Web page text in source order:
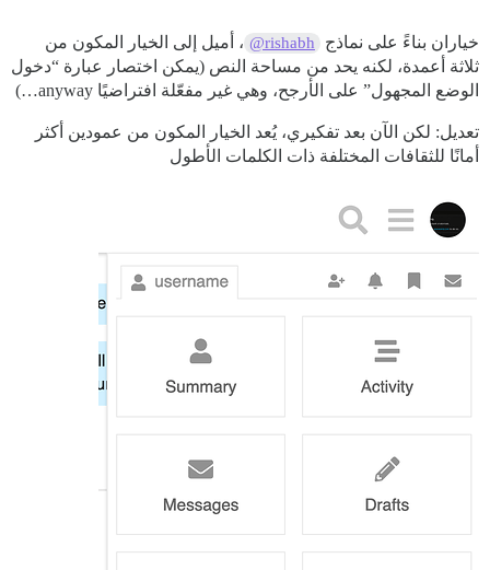
خياران بناءً على نماذج @rishabh ، أميل إلى الخيار المكون من
ثلاثة أعمدة، لكنه يحد من مساحة النص (يمكن اختصار عبارة “دخول
الوضع المجهول” على الأرجح، وهي غير مفعّلة افتراضيًا anyway…)
تعديل: لكن الآن بعد تفكيري، يُعد الخيار المكون من عمودين أكثر
أمانًا للثقافات المختلفة ذات الكلمات الأطول